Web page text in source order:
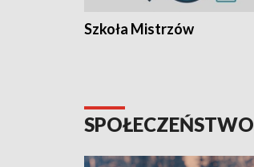
Szkoła Mistrzów
SPOŁECZEŃSTWO